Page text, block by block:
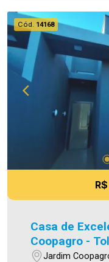
(sendo
Iluminação em Led Área construída 75,00m² Área
de terreno 125,00m²
oportunidade! A
é agora! Imobiliária Ativa, sinta-se em casa! As
informações
todavia,
qualquer erro de
como alteração
meramente
Cód. 14168
Casa de
Coopagro -
Jardim